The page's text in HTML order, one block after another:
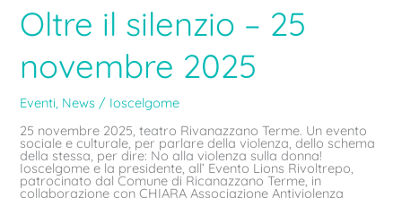
Oltre il silenzio – 25
novembre 2025
Eventi, News / Ioscelgome
25 novembre 2025, teatro Rivanazzano Terme. Un evento
sociale e culturale, per parlare della violenza, dello schema
della stessa, per dire: No alla violenza sulla donna!
Ioscelgome e la presidente, all’ Evento Lions Rivoltrepo,
patrocinato dal Comune di Ricanazzano Terme, in
collaborazione con CHIARA Associazione Antiviolenza